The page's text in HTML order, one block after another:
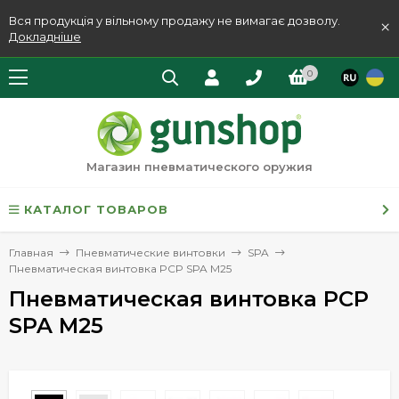
Вся продукція у вільному продажу не вимагає дозволу.
Докладніше
×
0
Магазин пневматического оружия
КАТАЛОГ ТОВАРОВ
Главная Пневматические винтовки
SPA
Пневматическая винтовка PCP SPA M25
Пневматическая винтовка PCP
SPA M25